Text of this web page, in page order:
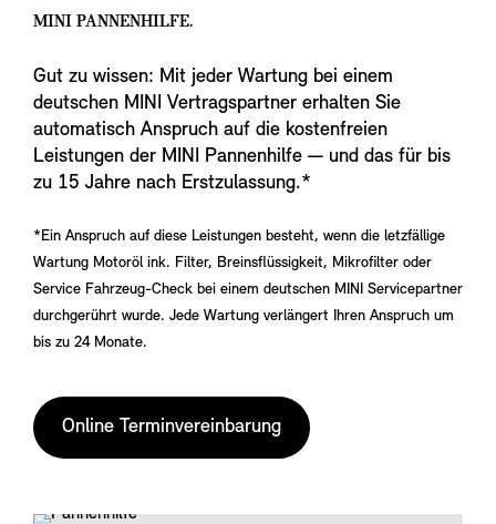
MINI PANNENHILFE.
Gut zu wissen: Mit jeder Wartung bei einem
deutschen MINI Vertragspartner erhalten Sie
automatisch Anspruch auf die kostenfreien
Leistungen der MINI Pannenhilfe — und das für bis
zu 15 Jahre nach Erstzulassung.*
*Ein Anspruch auf diese Leistungen besteht, wenn die letzfällige
Wartung Motoröl ink. Filter, Breinsflüssigkeit, Mikrofilter oder
Service Fahrzeug-Check bei einem deutschen MINI Servicepartner
durchgerührt wurde. Jede Wartung verlängert Ihren Anspruch um
bis zu 24 Monate.
Online Terminvereinbarung